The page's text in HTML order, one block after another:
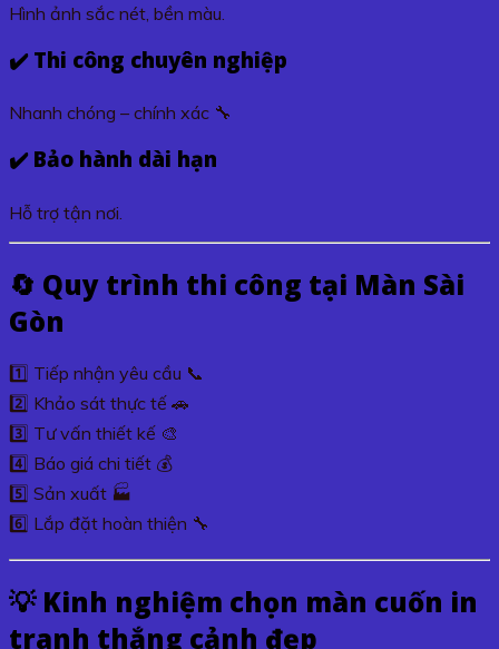
Hình ảnh sắc nét, bền màu.
✔️ Thi công chuyên nghiệp
Nhanh chóng – chính xác 🔧
✔️ Bảo hành dài hạn
Hỗ trợ tận nơi.
🔄 Quy trình thi công tại Màn Sài
Gòn
1️⃣ Tiếp nhận yêu cầu 📞
2️⃣ Khảo sát thực tế 🚗
3️⃣ Tư vấn thiết kế 🎨
4️⃣ Báo giá chi tiết 💰
5️⃣ Sản xuất 🏭
6️⃣ Lắp đặt hoàn thiện 🔧
💡 Kinh nghiệm chọn màn cuốn in
tranh thắng cảnh đẹp